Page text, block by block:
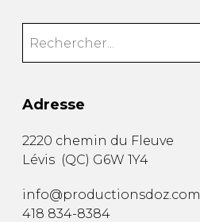
Adresse
2220 chemin du Fleuve
Lévis (QC) G6W 1Y4
info@productionsdoz.com
418 834-8384